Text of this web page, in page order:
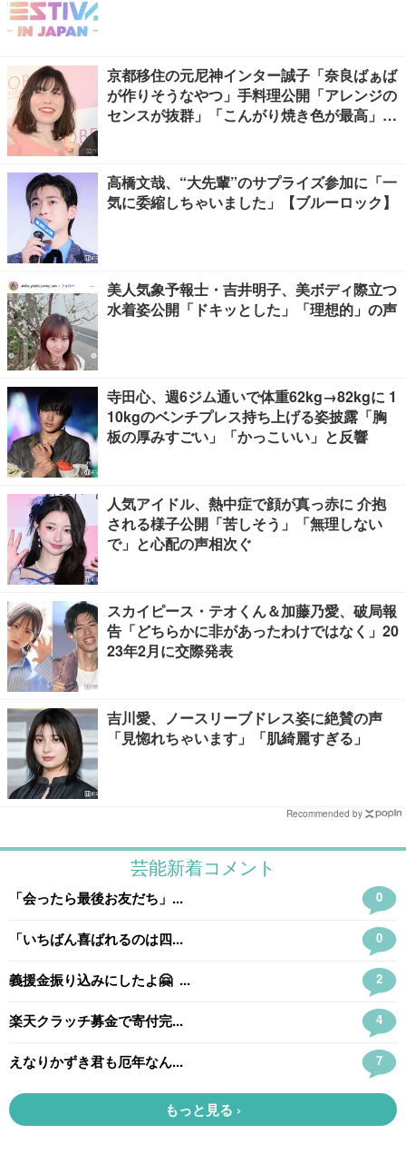
京都移住の元尼神インター誠子「奈良ばぁば
が作りそうなやつ」手料理公開「アレンジの
センスが抜群」「こんがり焼き色が最高」と
高橋文哉、“大先輩”のサプライズ参加に「一
気に委縮しちゃいました」【ブルーロック】
美人気象予報士・吉井明子、美ボディ際立つ
水着姿公開「ドキッとした」「理想的」の声
寺田心、週6ジム通いで体重62kg→82kgに 1
10kgのベンチプレス持ち上げる姿披露「胸
板の厚みすごい」「かっこいい」と反響
人気アイドル、熱中症で顔が真っ赤に 介抱
される様子公開「苦しそう」「無理しない
で」と心配の声相次ぐ
スカイピース・テオくん＆加藤乃愛、破局報
告「どちらかに非があったわけではなく」20
23年2月に交際発表
吉川愛、ノースリーブドレス姿に絶賛の声
「見惚れちゃいます」「肌綺麗すぎる」
Recommended by